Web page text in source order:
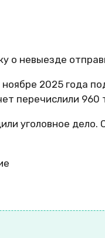
о невыезде
2025 года
перечислили
уголовное